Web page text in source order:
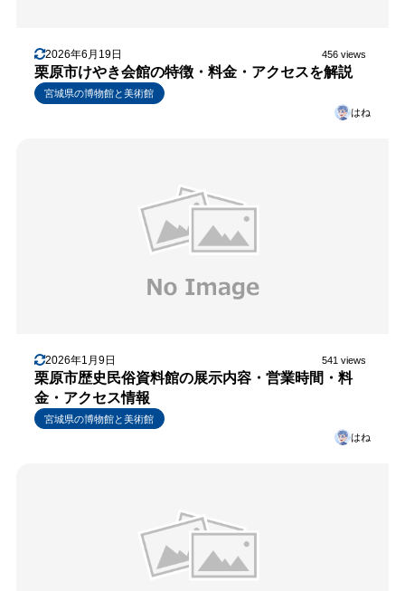
2026年6月19日 456 views
栗原市けやき会館の特徴・料金・アクセスを解説
宮城県の博物館と美術館
はね
2026年1月9日 541 views
栗原市歴史民俗資料館の展示内容・営業時間・料
金・アクセス情報
宮城県の博物館と美術館
はね